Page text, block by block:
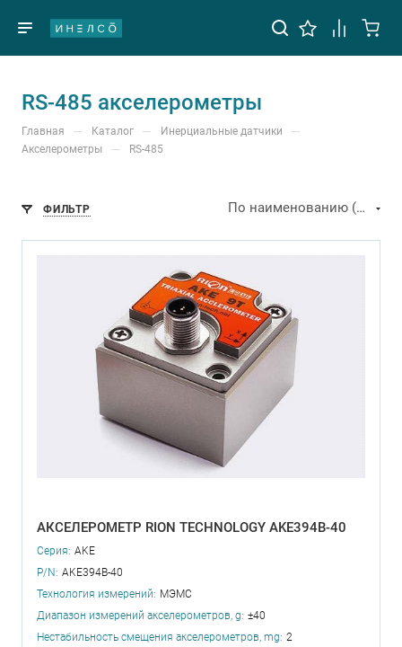
RS-485 акселерометры
Главная — Каталог — Инерциальные датчики —
Акселерометры — RS-485
ФИЛЬТР По наименованию (А-Я)
АКСЕЛЕРОМЕТР RION TECHNOLOGY AKE394B-40
Серия: AKE
P/N: AKE394B-40
Технология измерений: МЭМС
Диапазон измерений акселерометров, g: ±40
Нестабильность смещения акселерометров, mg: 2